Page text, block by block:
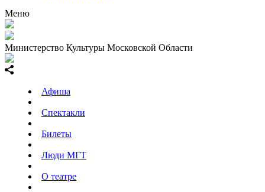
Меню
Министерство Культуры Московской Области
Афиша
Спектакли
Билеты
Люди МГТ
О театре